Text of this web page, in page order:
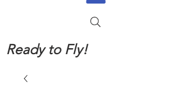
Ready to Fly!